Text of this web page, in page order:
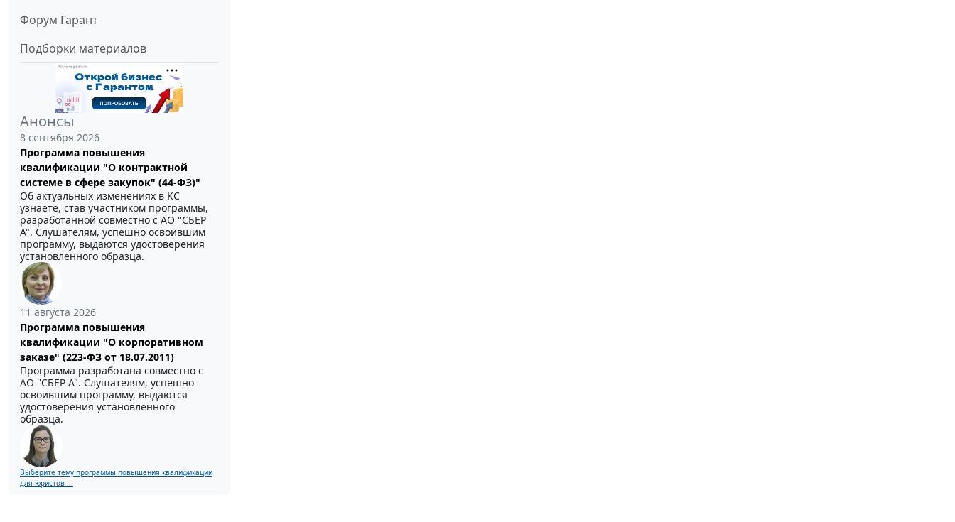
Форум Гарант
Подборки материалов
Анонсы
8 сентября 2026
Программа повышения
квалификации "О контрактной
системе в сфере закупок" (44-ФЗ)"
Об актуальных изменениях в КС
узнаете, став участником программы,
разработанной совместно с АО ''СБЕР
А". Слушателям, успешно освоившим
программу, выдаются удостоверения
установленного образца.
11 августа 2026
Программа повышения
квалификации "О корпоративном
заказе" (223-ФЗ от 18.07.2011)
Программа разработана совместно с
АО ''СБЕР А". Слушателям, успешно
освоившим программу, выдаются
удостоверения установленного
образца.
Выберите тему программы повышения квалификации
для юристов ...